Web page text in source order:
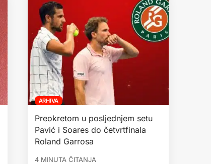
ARHIVA
Preokretom u posljednjem setu
Pavić i Soares do četvrtfinala
Roland Garrosa
4 MINUTA ČITANJA